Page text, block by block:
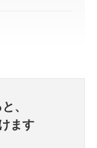
、
ます